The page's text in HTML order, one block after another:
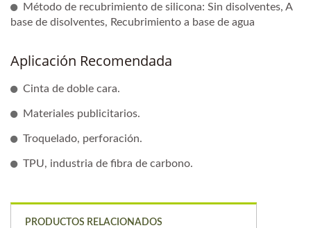
Método de recubrimiento de silicona: Sin disolventes, A
base de disolventes, Recubrimiento a base de agua
Aplicación Recomendada
Cinta de doble cara.
Materiales publicitarios.
Troquelado, perforación.
TPU, industria de fibra de carbono.
PRODUCTOS RELACIONADOS